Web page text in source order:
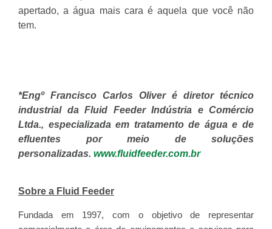
apertado, a água mais cara é aquela que você não
tem.
*Engº Francisco Carlos Oliver é diretor técnico
industrial da Fluid Feeder Indústria e Comércio
Ltda., especializada em tratamento de água e de
efluentes por meio de soluções
personalizadas. www.fluidfeeder.com.br
Sobre a Fluid Feeder
Fundada em 1997, com o objetivo de representar